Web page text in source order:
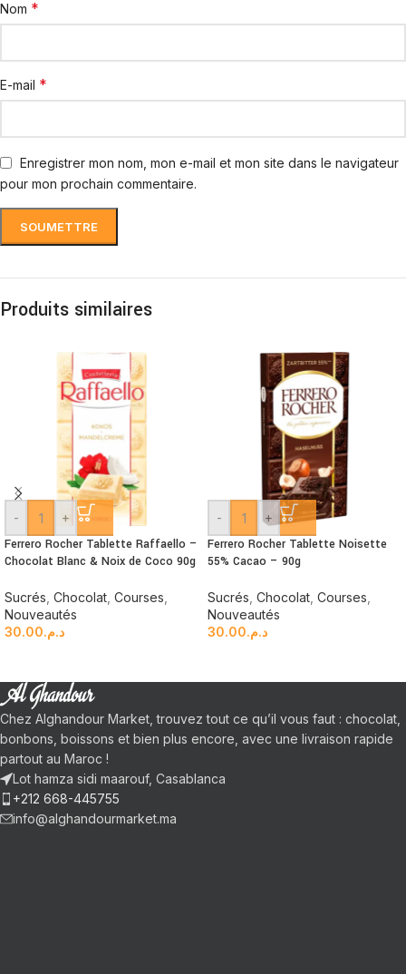
Nom *
E-mail *
Enregistrer mon nom, mon e-mail et mon site dans le navigateur
pour mon prochain commentaire.
Produits similaires
- +
Ferrero Rocher Tablette Raffaello –
Chocolat Blanc & Noix de Coco 90g
Sucrés Chocolat Courses
Nouveautés
د.م.30.00
- +
Ferrero Rocher Tablette Noisette
55% Cacao – 90g
Sucrés Chocolat Courses
Nouveautés
د.م.30.00
Chez Alghandour Market, trouvez tout ce qu’il vous faut : chocolat,
bonbons, boissons et bien plus encore, avec une livraison rapide
partout au Maroc !
Lot hamza sidi maarouf, Casablanca
+212 668-445755
info@alghandourmarket.ma